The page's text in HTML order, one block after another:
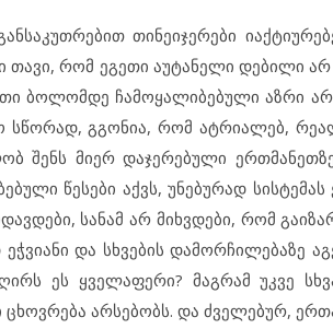
თინეიჯერები
თავი, რომ ეგეთი აუტანელი დებილი არ
ბოლომდე ჩამოყალიბებული აზრი არ
სწორად, გგონია, რომ ატრიალებ,
შენს მიერ დაჯერებული
წესები აქვს, უნებურად სისტემას
სანამ არ მიხვდები, რომ
და სხვების დამორჩილებაზე
ეს ყველაფერი? მაგრამ უკვე
არსებობს. და ძველებურ,